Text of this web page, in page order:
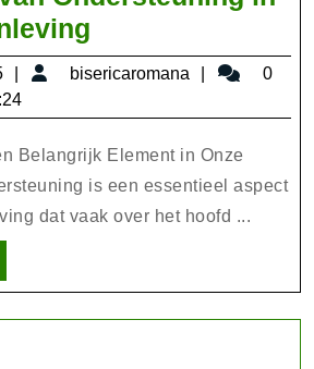
Belang
Ondersteuning
in
Onze
Samenleving
08
2025
bisericaromana
0
Belangrijk Element in Onze
is een essentieel aspect
dat vaak over het hoofd ...